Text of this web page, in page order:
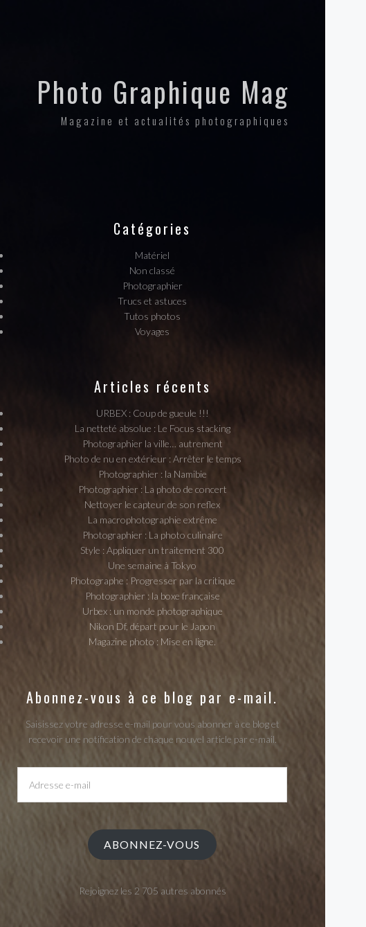
Photo Graphique Mag
Magazine et actualités photographiques
Catégories
Matériel
Non classé
Photographier
Trucs et astuces
Tutos photos
Voyages
Articles récents
URBEX : Coup de gueule !!!
La netteté absolue : Le Focus stacking
Photographier la ville… autrement
Photo de nu en extérieur : Arrêter le temps
Photographier : la Namibie
Photographier : La photo de concert
Nettoyer le capteur de son reflex
La macrophotographie extrême
Photographier : La photo culinaire
Style : Appliquer un traitement 300
Une semaine à Tokyo
Photographe : Progresser par la critique
Photographier : la boxe française
Urbex : un monde photographique
Nikon Df, départ pour le Japon
Magazine photo : Mise en ligne.
Abonnez-vous à ce blog par e-mail.
Saisissez votre adresse e-mail pour vous abonner à ce blog et
recevoir une notification de chaque nouvel article par e-mail.
Adresse
mail
ABONNEZ-VOUS
Rejoignez les 2 705 autres abonnés